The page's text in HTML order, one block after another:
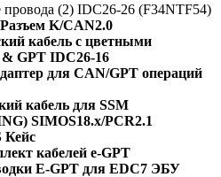
(2) IDC26-26 (F34NTF54)
K/CAN2.0
кабель с цветными
GPT IDC26-16
для CAN/GPT операций
кабель для SSM
SIMOS18.x/PCR2.1
Кейс
кабелей e-GPT
E-GPT для EDC7 ЭБУ